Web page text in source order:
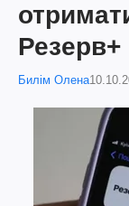
Резерв+
Билім Олена